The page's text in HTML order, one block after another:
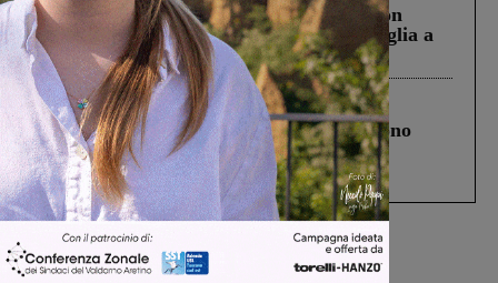
Scomparso da una struttura di Castiglion
Fiorentino l’uomo che aveva ucciso la figlia a
Levane nel 2020
Cronaca 4 Agosto 2026
Un anno fa la strage in A1 in cui morirono
Gianni, Giulia e Franco. Lo schianto, il
processo, lo stop ai sorpassi fra tir....